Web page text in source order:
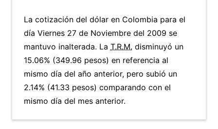
La cotización del dólar en Colombia para el
día Viernes 27 de Noviembre del 2009 se
mantuvo inalterada. La T.R.M. disminuyó un
15.06% (349.96 pesos) en referencia al
mismo día del año anterior, pero subió un
2.14% (41.33 pesos) comparando con el
mismo día del mes anterior.